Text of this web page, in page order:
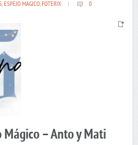
,ESPEJO MAGICO,FOTERIX 0
Mágico – Anto y Mati